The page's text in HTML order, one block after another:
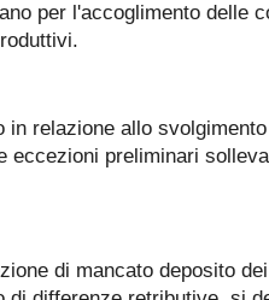
per l'accoglimento delle
in relazione allo
eccezioni preliminari
di mancato deposito